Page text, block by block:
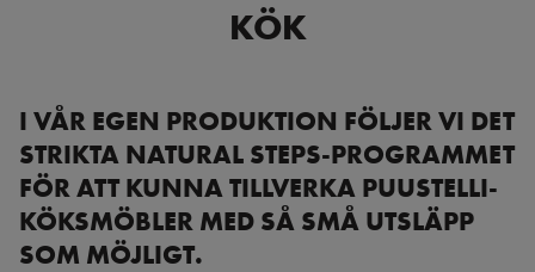
KÖK
I VÅR EGEN PRODUKTION FÖLJER VI DET
STRIKTA NATURAL STEPS-PROGRAMMET
FÖR ATT KUNNA TILLVERKA PUUSTELLI-
KÖKSMÖBLER MED SÅ SMÅ UTSLÄPP
SOM MÖJLIGT.